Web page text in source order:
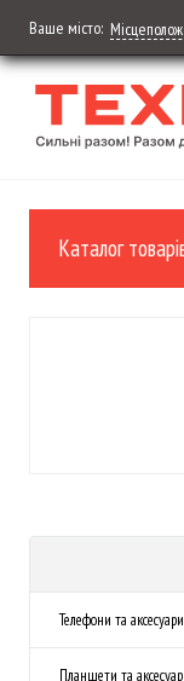
Ваше місто:
Каталог
Телефони та аксесуари
Планшети та